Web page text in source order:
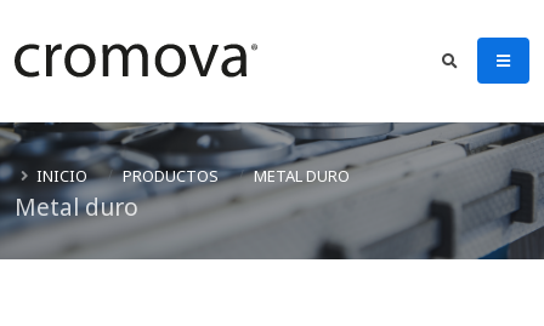
Metal duro
INICIO PRODUCTOS METAL DURO